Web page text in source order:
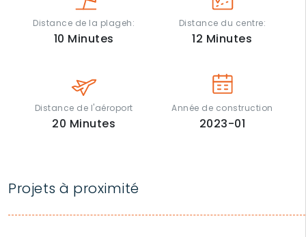
Distance de la plageh:
10 Minutes
Distance du centre:
12 Minutes
Distance de l'aéroport
20 Minutes
Année de construction
2023-01
Projets à proximité